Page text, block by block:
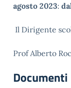
agosto 2023:
Il Dirigente
Prof Alberto
Documenti